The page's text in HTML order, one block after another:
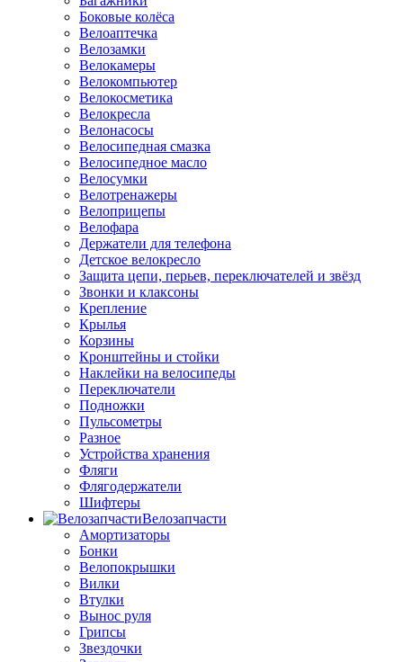
Боковые колёса
Велоаптечка
Велозамки
Велокамеры
Велокомпьютер
Велокосметика
Велокресла
Велонасосы
Велосипедная смазка
Велосипедное масло
Велосумки
Велотренажеры
Велоприцепы
Велофара
Держатели для телефона
Детское велокресло
Защита цепи, перьев, переключателей и звёзд
Звонки и клаксоны
Крепление
Крылья
Корзины
Кронштейны и стойки
Наклейки на велосипеды
Переключатели
Подножки
Пульсометры
Разное
Устройства хранения
Фляги
Флягодержатели
Шифтеры
Велозапчасти
Амортизаторы
Бонки
Велопокрышки
Вилки
Втулки
Вынос руля
Грипсы
Звездочки